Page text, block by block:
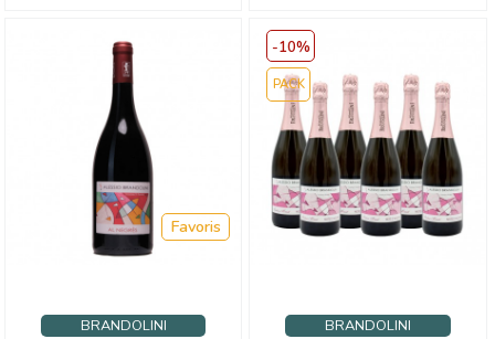
BRANDOLINI
Favoris
BRANDOLINI
-10%
PACK